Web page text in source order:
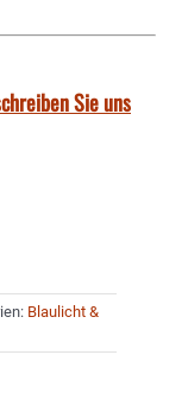
Sie uns
Blaulicht &